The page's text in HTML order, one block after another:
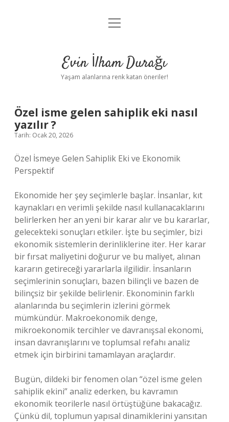
Anasayfa
Yasal Uyarı
menüyü
Evin İlham Durağı
Yaşam alanlarına renk katan öneriler!
Özel isme gelen sahiplik eki nasıl
yazılır ?
Tarih: Ocak 20, 2026
Özel İsmeye Gelen Sahiplik Eki ve Ekonomik
Perspektif
Ekonomide her şey seçimlerle başlar. İnsanlar, kıt
kaynakları en verimli şekilde nasıl kullanacaklarını
belirlerken her an yeni bir karar alır ve bu kararlar,
gelecekteki sonuçları etkiler. İşte bu seçimler, bizi
ekonomik sistemlerin derinliklerine iter. Her karar
bir fırsat maliyetini doğurur ve bu maliyet, alınan
kararın getireceği yararlarla ilgilidir. İnsanların
seçimlerinin sonuçları, bazen bilinçli ve bazen de
bilinçsiz bir şekilde belirlenir. Ekonominin farklı
alanlarında bu seçimlerin izlerini görmek
mümkündür. Makroekonomik denge,
mikroekonomik tercihler ve davranışsal ekonomi,
insan davranışlarını ve toplumsal refahı analiz
etmek için birbirini tamamlayan araçlardır.
Bugün, dildeki bir fenomen olan “özel isme gelen
sahiplik ekini” analiz ederken, bu kavramın
ekonomik teorilerle nasıl örtüştüğüne bakacağız.
Çünkü dil, toplumun yapısal dinamiklerini yansıtan